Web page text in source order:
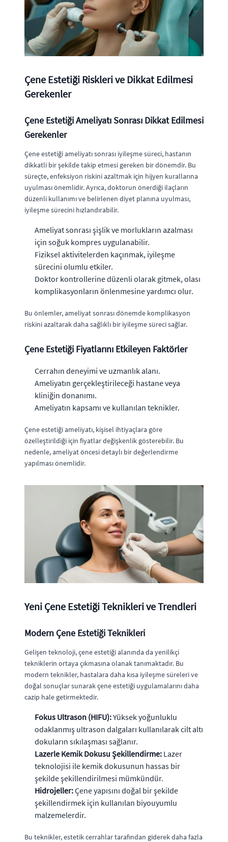
Çene Estetiği Riskleri ve Dikkat Edilmesi
Gerekenler
Çene Estetiği Ameliyatı Sonrası Dikkat Edilmesi
Gerekenler
Çene estetiği ameliyatı sonrası iyileşme süreci, hastanın
dikkatli bir şekilde takip etmesi gereken bir dönemdir. Bu
süreçte, enfeksiyon riskini azaltmak için hijyen kurallarına
uyulması önemlidir. Ayrıca, doktorun önerdiği ilaçların
düzenli kullanımı ve belirlenen diyet planına uyulması,
iyileşme sürecini hızlandırabilir.
Ameliyat sonrası şişlik ve morlukların azalması
için soğuk kompres uygulanabilir.
Fiziksel aktivitelerden kaçınmak, iyileşme
sürecini olumlu etkiler.
Doktor kontrollerine düzenli olarak gitmek, olası
komplikasyonların önlenmesine yardımcı olur.
Bu önlemler, ameliyat sonrası dönemde komplikasyon
riskini azaltarak daha sağlıklı bir iyileşme süreci sağlar.
Çene Estetiği Fiyatlarını Etkileyen Faktörler
Cerrahın deneyimi ve uzmanlık alanı.
Ameliyatın gerçekleştirileceği hastane veya
kliniğin donanımı.
Ameliyatın kapsamı ve kullanılan teknikler.
Çene estetiği ameliyatı, kişisel ihtiyaçlara göre
özelleştirildiği için fiyatlar değişkenlik gösterebilir. Bu
nedenle, ameliyat öncesi detaylı bir değerlendirme
yapılması önemlidir.
Yeni Çene Estetiği Teknikleri ve Trendleri
Modern Çene Estetiği Teknikleri
Gelişen teknoloji, çene estetiği alanında da yenilikçi
tekniklerin ortaya çıkmasına olanak tanımaktadır. Bu
modern teknikler, hastalara daha kısa iyileşme süreleri ve
doğal sonuçlar sunarak çene estetiği uygulamalarını daha
cazip hale getirmektedir.
Fokus Ultrason (HIFU):Yüksek yoğunluklu
odaklanmış ultrason dalgaları kullanılarak cilt altı
dokuların sıkılaşması sağlanır.
Lazerle Kemik Dokusu Şekillendirme: Lazer
teknolojisi ile kemik dokusunun hassas bir
şekilde şekillendirilmesi mümkündür.
Hidrojeller:Çene yapısını doğal bir şekilde
şekillendirmek için kullanılan biyouyumlu
malzemelerdir.
Bu teknikler, estetik cerrahlar tarafından giderek daha fazla